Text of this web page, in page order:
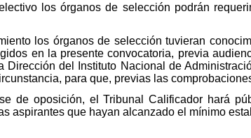
los órganos de selección podrán
los órganos de selección tuvieran
en la presente convocatoria, previa
del Instituto Nacional de
para que, previas las
de oposición, el Tribunal Calificador hará
aspirantes que hayan alcanzado el mínimo